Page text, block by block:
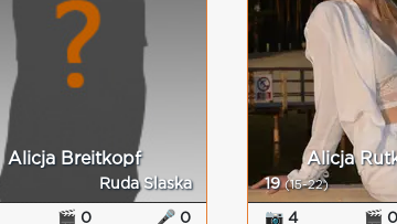
Alicja Breitkopf
Ruda Slaska
🎬 0 🎤 0
Alicja
19(15-22)
📷 4 🎬 0